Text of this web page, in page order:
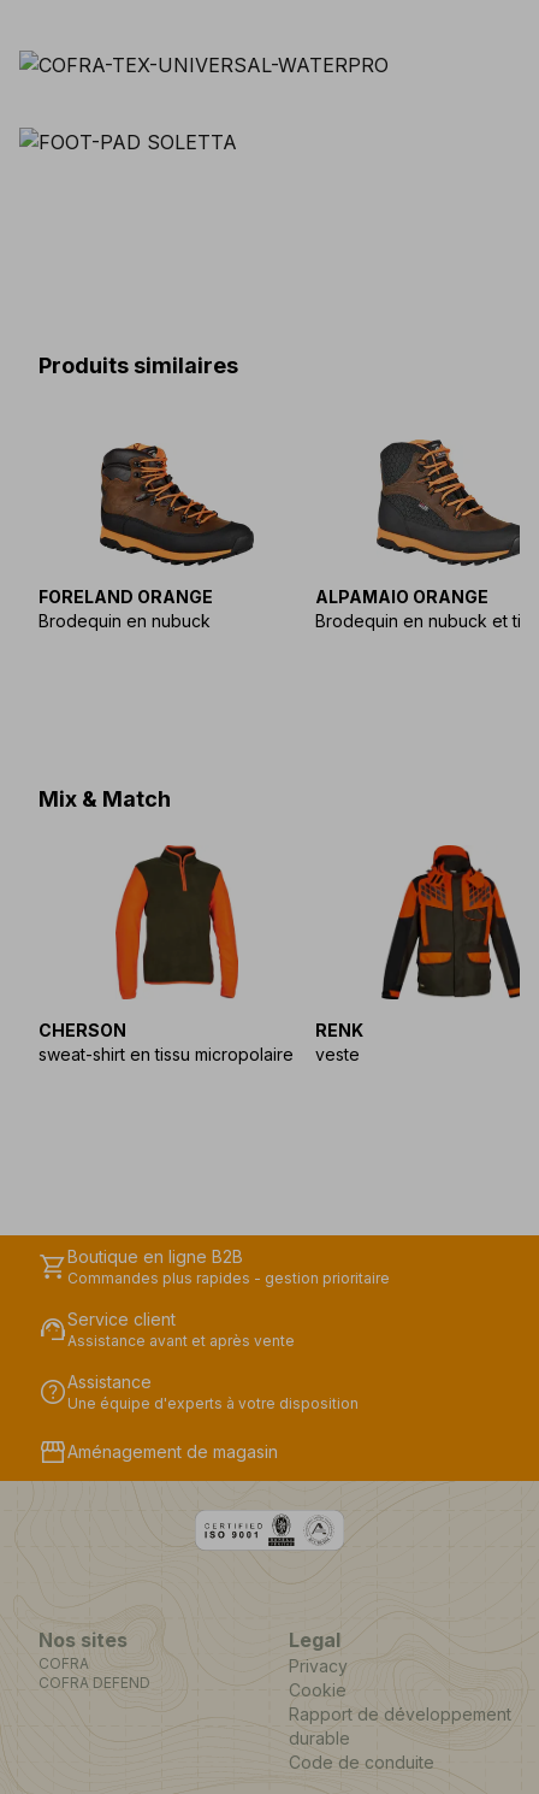
Produits similaires
FORELAND ORANGE
Brodequin en nubuck
ALPAMAIO ORANGE
Brodequin en nubuck et
Mix & Match
CHERSON
sweat-shirt en tissu micropolaire
RENK
veste
shopping_cartBoutique en ligne B2B
Commandes plus rapides - gestion prioritaire
support_agentService client
Assistance avant et après vente
helpAssistance
Une équipe d'experts à votre disposition
storefrontAménagement de magasin
Nos sites
COFRA
COFRA DEFEND
Legal
Privacy
Cookie
Rapport de développement
durable
Code de conduite